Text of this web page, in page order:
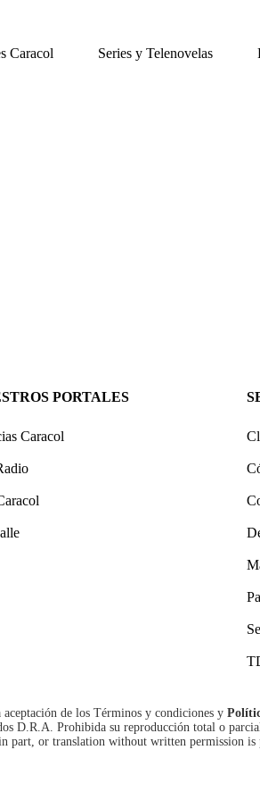
Caracol Series y Telenovelas
PORTALES
Caracol
de los Términos y condiciones y
D.R.A. Prohibida su reproducción total o
part, or translation without written permission